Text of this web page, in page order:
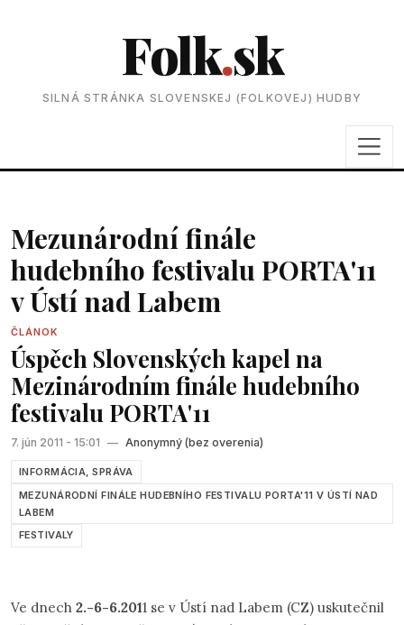
Folk.sk
SILNÁ STRÁNKA SLOVENSKEJ (FOLKOVEJ) HUDBY
Mezunárodní finále
hudebního festivalu PORTA'11
v Ústí nad Labem
ČLÁNOK
Úspěch Slovenských kapel na
Mezinárodním finále hudebního
festivalu PORTA'11
7. jún 2011 - 15:01 — Anonymný (bez overenia)
INFORMÁCIA, SPRÁVA
MEZUNÁRODNÍ FINÁLE HUDEBNÍHO FESTIVALU PORTA'11 V ÚSTÍ NAD
LABEM
FESTIVALY
Ve dnech 2.-6-6.2011 se v Ústí nad Labem (CZ) uskutečnil